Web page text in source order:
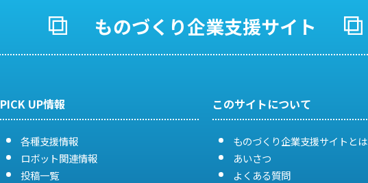
ものづくり企業支援サイト
PICK UP情報
各種支援情報
ロボット関連情報
投稿一覧
このサイトについて
ものづくり企業支援サイトとは
あいさつ
よくある質問